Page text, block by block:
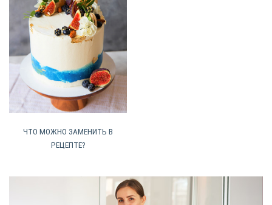
ЧТО МОЖНО ЗАМЕНИТЬ В
РЕЦЕПТЕ?